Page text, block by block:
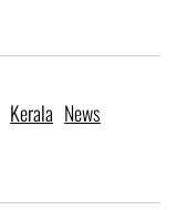
Kerala News